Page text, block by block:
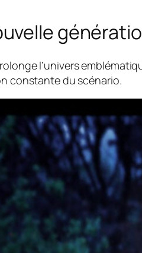
l’univers
constante du scénario.